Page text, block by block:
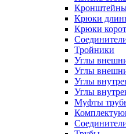
Крюки
Крюки
Тройники
Углы
Углы
Углы
Углы
Муфты